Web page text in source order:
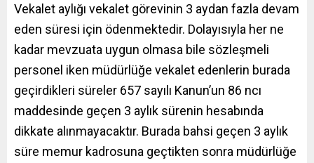
Vekalet aylığı vekalet görevinin 3 aydan fazla devam
eden süresi için ödenmektedir. Dolayısıyla her ne
kadar mevzuata uygun olmasa bile sözleşmeli
personel iken müdürlüğe vekalet edenlerin burada
geçirdikleri süreler 657 sayılı Kanun’un 86 ncı
maddesinde geçen 3 aylık sürenin hesabında
dikkate alınmayacaktır. Burada bahsi geçen 3 aylık
süre memur kadrosuna geçtikten sonra müdürlüğe